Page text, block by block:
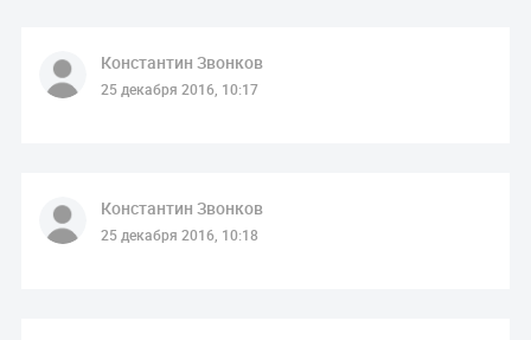
Константин Звонков
25 декабря 2016, 10:17
Константин Звонков
25 декабря 2016, 10:18